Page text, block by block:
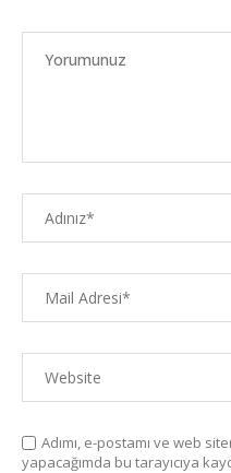
Adımı, e-postamı ve web
yapacağımda bu tarayıcıya